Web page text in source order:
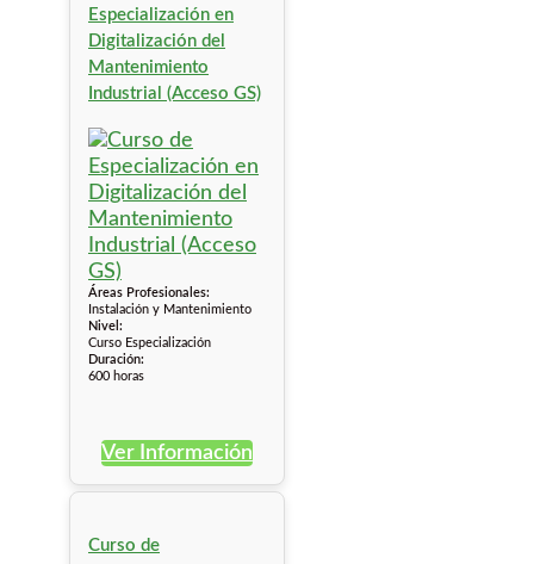
Especialización en
Digitalización del
Mantenimiento
Industrial (Acceso GS)
Áreas Profesionales:
Instalación y Mantenimiento
Nivel:
Curso Especialización
Duración:
600 horas
Ver Información
Curso de